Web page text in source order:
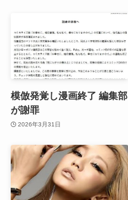
模倣発覚し漫画終了 編集部
が謝罪
2026年3月31日